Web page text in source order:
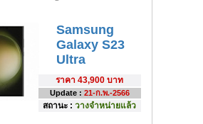
Samsung
Galaxy S23
Ultra
ราคา 43,900 บาท
Update : 21-ก.พ.-2566
สถานะ : วางจำหน่ายแล้ว